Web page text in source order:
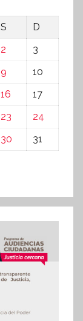
S
D
2
3
9
10
16
17
23
24
30 31